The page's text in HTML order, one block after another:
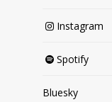
Instagram
Spotify
Bluesky